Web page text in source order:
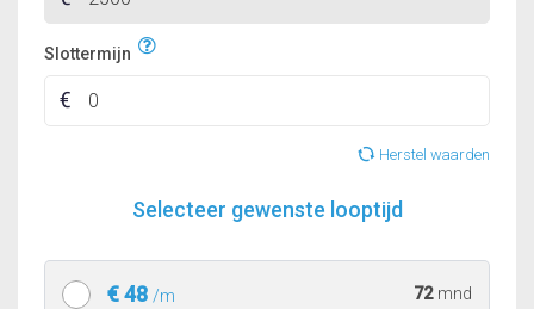
Slottermijn
Herstel waarden
Selecteer gewenste looptijd
€ 48/m 72 mnd